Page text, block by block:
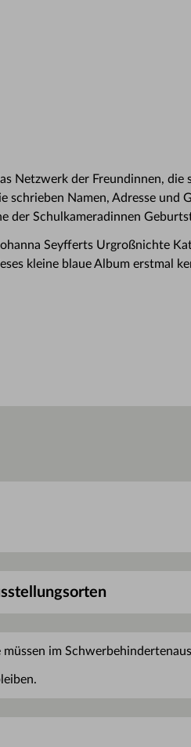
Netzwerk der Freundinnen, die
schrieben Namen, Adresse und
der Schulkameradinnen
Seyfferts Urgroßnichte
kleine blaue Album erstmal
im